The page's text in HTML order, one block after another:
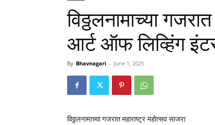
विठ्ठलनामाच्या
आर्ट ऑफ लिव्हिंग
By Bhavnagari - June 1, 2025
विठ्ठलनामाच्या गजरात महाराष्ट्र महोत्सव साजरा